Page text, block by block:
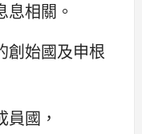
相關。
創始國及申根
國，